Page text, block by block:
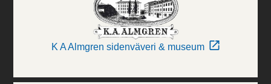
K A Almgren sidenväveri & museum